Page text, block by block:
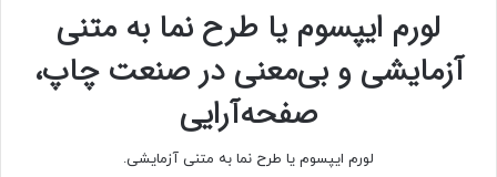
لورم ایپسوم یا طرح‌ نما به متنی
آزمایشی و بی‌معنی در صنعت چاپ،
صفحه‌آرایی
لورم ایپسوم یا طرح‌ نما به متنی آزمایشی.